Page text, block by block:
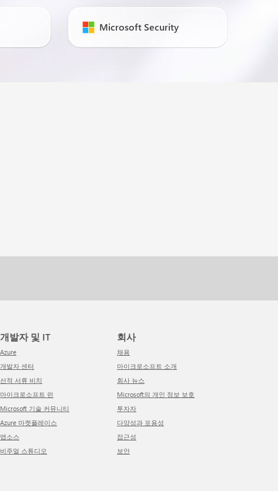
Microsoft Security
개발자 및 IT
Azure
개발자 센터
선적 서류 비치
마이크로소프트 런
Microsoft 기술 커뮤니티
Azure 마켓플레이스
앱소스
비주얼 스튜디오
회사
채용
마이크로소프트 소개
회사 뉴스
Microsoft의 개인 정보 보호
투자자
다양성과 포용성
접근성
보안